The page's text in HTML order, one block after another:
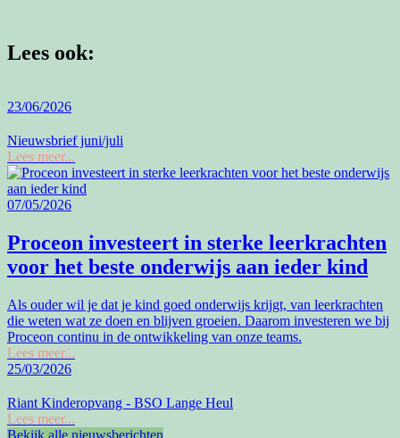
Lees ook:
23/06/2026
Nieuwsbrief juni/juli
Lees meer...
07/05/2026
Proceon investeert in sterke leerkrachten
voor het beste onderwijs aan ieder kind
Als ouder wil je dat je kind goed onderwijs krijgt, van leerkrachten
die weten wat ze doen en blijven groeien. Daarom investeren we bij
Proceon continu in de ontwikkeling van onze teams.
Lees meer...
25/03/2026
Riant Kinderopvang - BSO Lange Heul
Lees meer...
Bekijk alle nieuwsberichten